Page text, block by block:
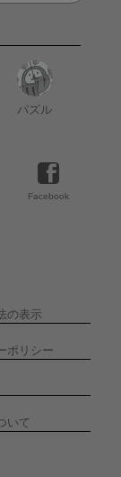
パズル
Facebook
の表示
ポリシー
いて